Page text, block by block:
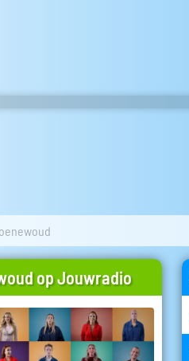
op Jouwradio